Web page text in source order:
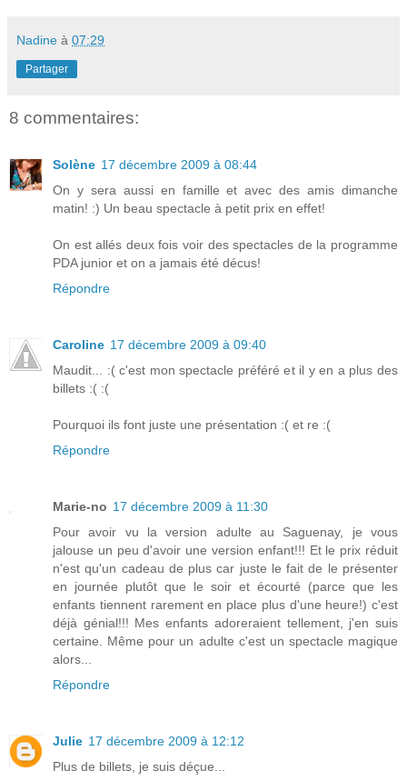
Nadine à 07:29
Partager
8 commentaires:
Solène 17 décembre 2009 à 08:44
On y sera aussi en famille et avec des amis dimanche
matin! :) Un beau spectacle à petit prix en effet!
On est allés deux fois voir des spectacles de la programme
PDA junior et on a jamais été décus!
Répondre
Caroline 17 décembre 2009 à 09:40
Maudit... :( c'est mon spectacle préféré et il y en a plus des
billets :( :(
Pourquoi ils font juste une présentation :( et re :(
Répondre
Marie-no 17 décembre 2009 à 11:30
Pour avoir vu la version adulte au Saguenay, je vous
jalouse un peu d'avoir une version enfant!!! Et le prix réduit
n'est qu'un cadeau de plus car juste le fait de le présenter
en journée plutôt que le soir et écourté (parce que les
enfants tiennent rarement en place plus d'une heure!) c'est
déjà génial!!! Mes enfants adoreraient tellement, j'en suis
certaine. Même pour un adulte c'est un spectacle magique
alors...
Répondre
Julie 17 décembre 2009 à 12:12
Plus de billets, je suis déçue...